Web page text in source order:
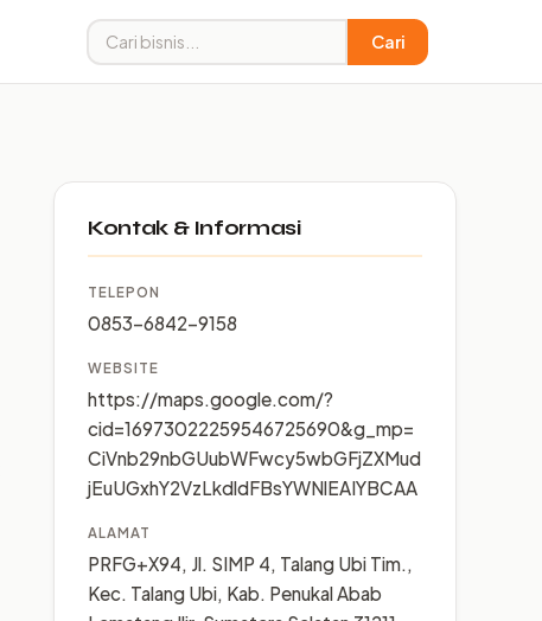
Cari
Kontak & Informasi
TELEPON
0853-6842-9158
WEBSITE
https://maps.google.com/?
cid=16973022259546725690&g_mp=
CiVnb29nbGUubWFwcy5wbGFjZXMud
jEuUGxhY2VzLkdldFBsYWNlEAIYBCAA
ALAMAT
PRFG+X94, Jl. SIMP 4, Talang Ubi Tim.,
Kec. Talang Ubi, Kab. Penukal Abab